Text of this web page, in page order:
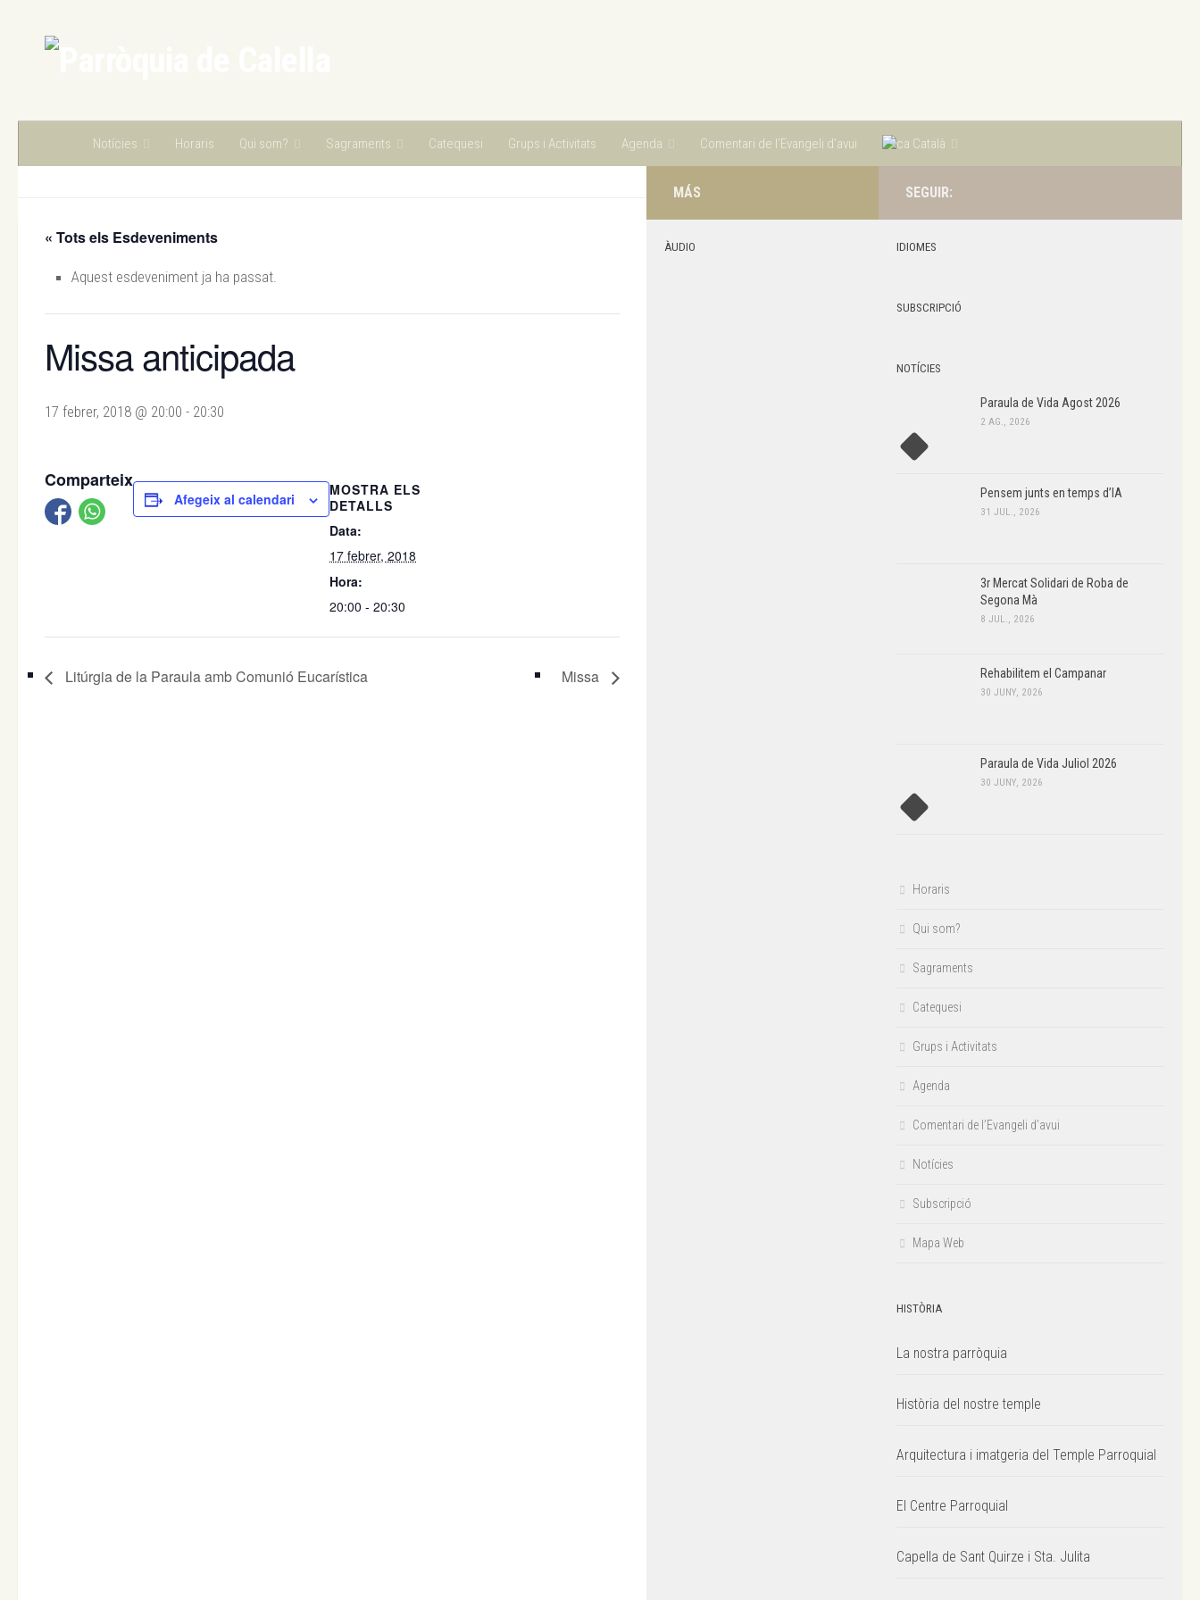
Notícies Horaris Qui som? Sagraments Catequesi Grups i Activitats Agenda Comentari de l’Evangeli d’avui Català
« Tots els Esdeveniments
Aquest esdeveniment ja ha passat.
Missa anticipada
17 febrer, 2018 @ 20:00 - 20:30
Comparteix
Afegeix al calendari
MOSTRA ELS
DETALLS
Data:
17 febrer, 2018
Hora:
20:00 - 20:30
Litúrgia de la Paraula amb Comunió Eucarística Missa
SEGUIR:
IDIOMES
SUBSCRIPCIÓ
NOTÍCIES
Paraula de Vida Agost 2026
2 AG., 2026
Pensem junts en temps d’IA
31 JUL., 2026
3r Mercat Solidari de Roba de
Segona Mà
8 JUL., 2026
Rehabilitem el Campanar
30 JUNY, 2026
Paraula de Vida Juliol 2026
30 JUNY, 2026
Horaris
Qui som?
Sagraments
Catequesi
Grups i Activitats
Agenda
Comentari de l’Evangeli d’avui
Notícies
Subscripció
Mapa Web
HISTÒRIA
La nostra parròquia
Història del nostre temple
Arquitectura i imatgeria del Temple Parroquial
El Centre Parroquial
Capella de Sant Quirze i Sta. Julita
MÁS
ÀUDIO